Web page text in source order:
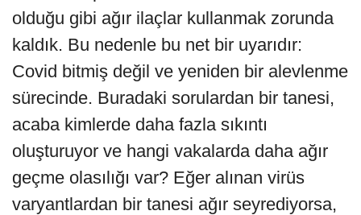
olduğu gibi ağır ilaçlar kullanmak zorunda
kaldık. Bu nedenle bu net bir uyarıdır:
Covid bitmiş değil ve yeniden bir alevlenme
sürecinde. Buradaki sorulardan bir tanesi,
acaba kimlerde daha fazla sıkıntı
oluşturuyor ve hangi vakalarda daha ağır
geçme olasılığı var? Eğer alınan virüs
varyantlardan bir tanesi ağır seyrediyorsa,